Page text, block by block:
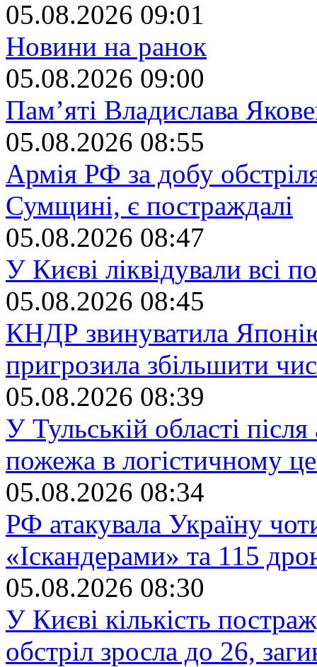
05.08.2026 09:01
Новини на ранок
05.08.2026 09:00
Пам’яті Владислава
05.08.2026 08:55
Армія РФ за добу
Сумщині, є постраждалі
05.08.2026 08:47
У Києві ліквідували всі
05.08.2026 08:45
КНДР звинуватила Японію
пригрозила збільшити
05.08.2026 08:39
У Тульській області
пожежа в логістичному
05.08.2026 08:34
РФ атакувала Україну
«Іскандерами» та 115
05.08.2026 08:30
У Києві кількість
обстріл зросла до 26,